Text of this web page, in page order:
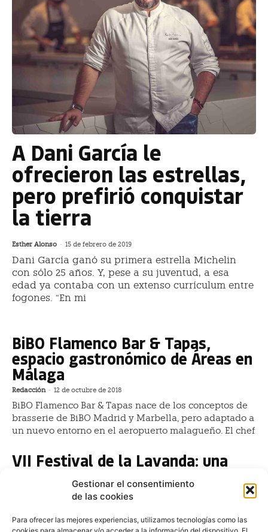
Gestionar el consentimiento
de las cookies
Para ofrecer las mejores experiencias, utilizamos tecnologías como las
A Dani García le
ofrecieron las estrellas,
pero prefirió conquistar
la tierra
Esther Alonso - 15 de febrero de 2019
Dani García ganó su primera estrella Michelin
con sólo 25 años. Y, pese a su juventud, a esa
edad ya contaba con un extenso currículum entre
fogones. “En mi
BiBO Flamenco Bar & Tapas,
espacio gastronómico de Áreas en
Málaga
Redacción - 12 de octubre de 2018
BiBO Flamenco Bar & Tapas nace de los conceptos de
brasserie de BiBO Madrid y Marbella, pero adaptado a
un nuevo entorno en el aeropuerto malagueño. El chef
VII Festival de la Lavanda: una
floreciente cita musical y
gastronómica
En honor a la cosecha de esta flor mediterránea que